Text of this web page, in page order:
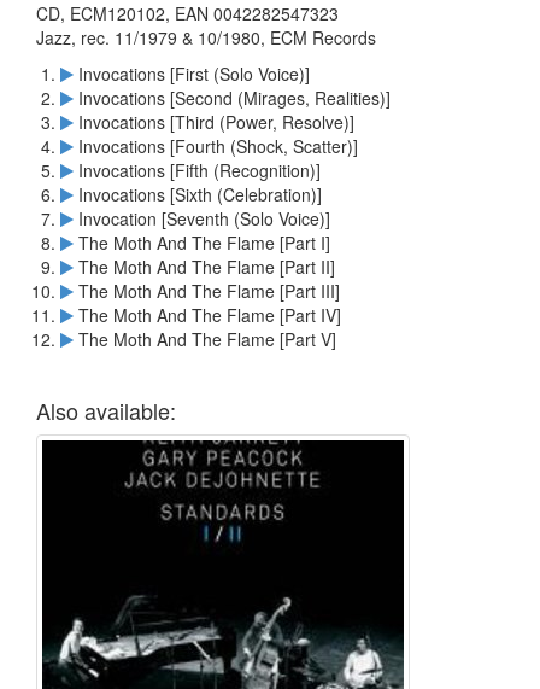
CD, ECM120102, EAN 0042282547323
Jazz, rec. 11/1979 & 10/1980, ECM Records
Invocations [First (Solo Voice)]
Invocations [Second (Mirages, Realities)]
Invocations [Third (Power, Resolve)]
Invocations [Fourth (Shock, Scatter)]
Invocations [Fifth (Recognition)]
Invocations [Sixth (Celebration)]
Invocation [Seventh (Solo Voice)]
The Moth And The Flame [Part I]
The Moth And The Flame [Part II]
The Moth And The Flame [Part III]
The Moth And The Flame [Part IV]
The Moth And The Flame [Part V]
Also available: